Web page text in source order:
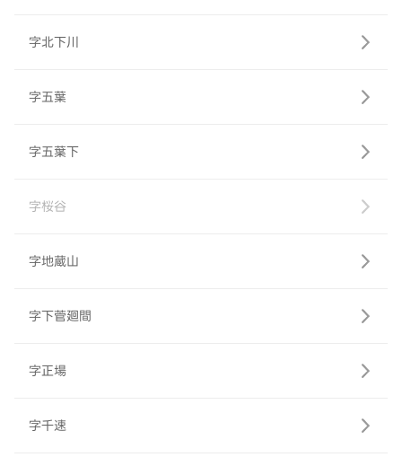
字北下川
字五葉
字五葉下
字桜谷
字地蔵山
字下菅廻間
字正場
字千速